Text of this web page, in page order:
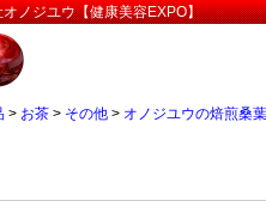
ノジユウ【健康美容EXPO】
> お茶 > その他 > オノジユウの焙煎桑